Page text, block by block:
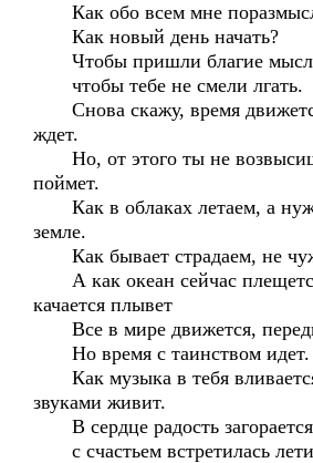
Как обо всем мне
Как новый день начать?
Чтобы пришли благие
чтобы тебе не смели лгать.
Снова скажу, время
ждет.
Но, от этого ты не
поймет.
Как в облаках летаем, а
земле.
Как бывает страдаем, не
А как океан сейчас
качается плывет
Все в мире движется,
Но время с таинством идет.
Как музыка в тебя
звуками живит.
В сердце радость
с счастьем встретилась